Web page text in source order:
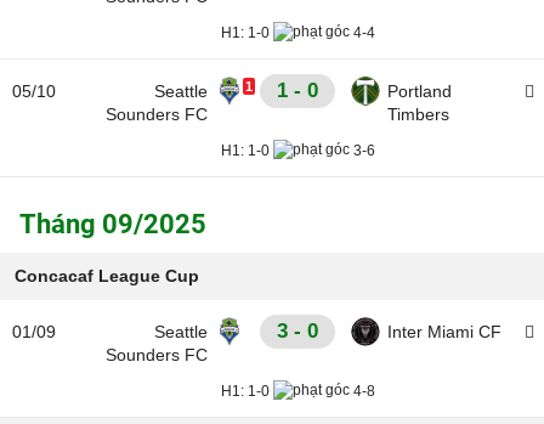
H1: 1-0 4-4
05/10
Seattle
Sounders FC
1 1 - 0
Portland
Timbers
H1: 1-0 3-6
Tháng 09/2025
Concacaf League Cup
01/09
Seattle
Sounders FC
3 - 0 Inter Miami CF
H1: 1-0 4-8